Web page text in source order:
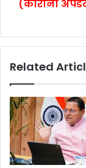
(कोरोना
Related